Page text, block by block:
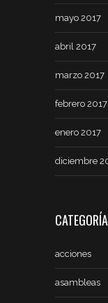
mayo 2017
abril 2017
marzo 2017
febrero 2017
enero 2017
diciembre
acciones
asambleas